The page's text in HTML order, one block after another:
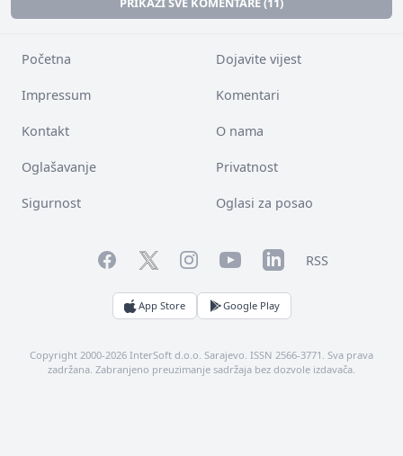
Početna Dojavite vijest
Impressum Komentari
Kontakt O nama
Oglašavanje Privatnost
Sigurnost Oglasi za posao
FacebookTwitterInstagramYouTubeLinkedInRSS
App Store Google Play
Copyright 2000-2026 InterSoft d.o.o. Sarajevo. ISSN 2566-3771. Sva prava
zadržana. Zabranjeno preuzimanje sadržaja bez dozvole izdavača.